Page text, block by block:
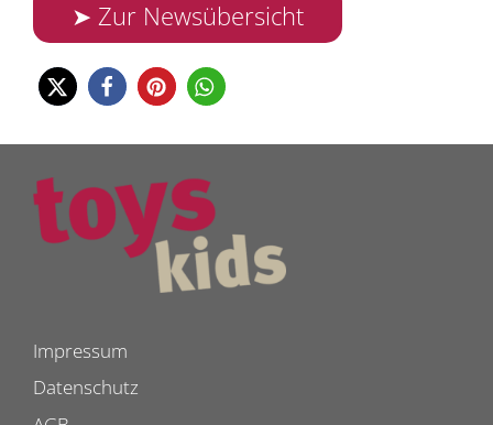
➤ Zur Newsübersicht
Impressum
Datenschutz